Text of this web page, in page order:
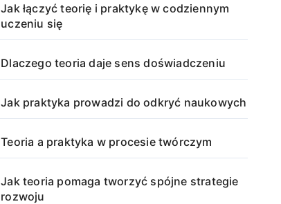
Jak łączyć teorię i praktykę w codziennym
uczeniu się
Dlaczego teoria daje sens doświadczeniu
Jak praktyka prowadzi do odkryć naukowych
Teoria a praktyka w procesie twórczym
Jak teoria pomaga tworzyć spójne strategie
rozwoju